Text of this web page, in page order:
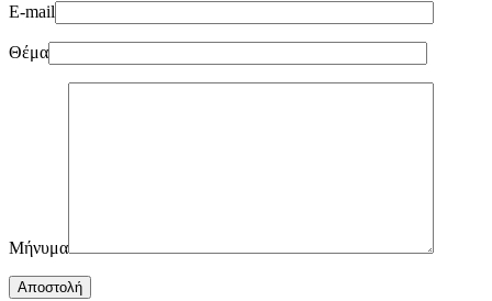
E-mail
Θέμα
Μήνυμα